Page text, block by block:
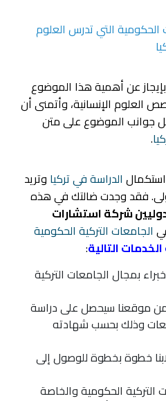
الحكومية التي تدرس العلوم
عن أهمية هذا الموضوع
العلوم الإنسانية، وأتمنى أن
الموضوع على متن
.
الدراسة في تركيا وتريد
فقد وجدت ضالتك في هذه
شركة استشارات
الجامعات التركية الحكومية
التالية:
بمجال الجامعات التركية
موقعنا سيحصل على دراسة
وذلك بحسب شهادته
خطوة بخطوة للوصول إلى
الحكوميةوالخاصة